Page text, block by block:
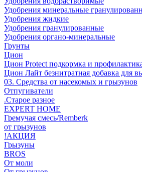
Удобрения минеральные
Удобрения жидкие
Удобрения гранулированные
Удобрения органо-минеральные
Грунты
Цион
Цион Protect подкормка и
Цион Лайт безнитратная добавка для
03. Средства от насекомых и грызунов
Отпугиватели
.Старое разное
EXPERT HOME
Гремучая смесь/Remberk
от грызунов
!АКЦИЯ
Грызуны
BROS
От моли